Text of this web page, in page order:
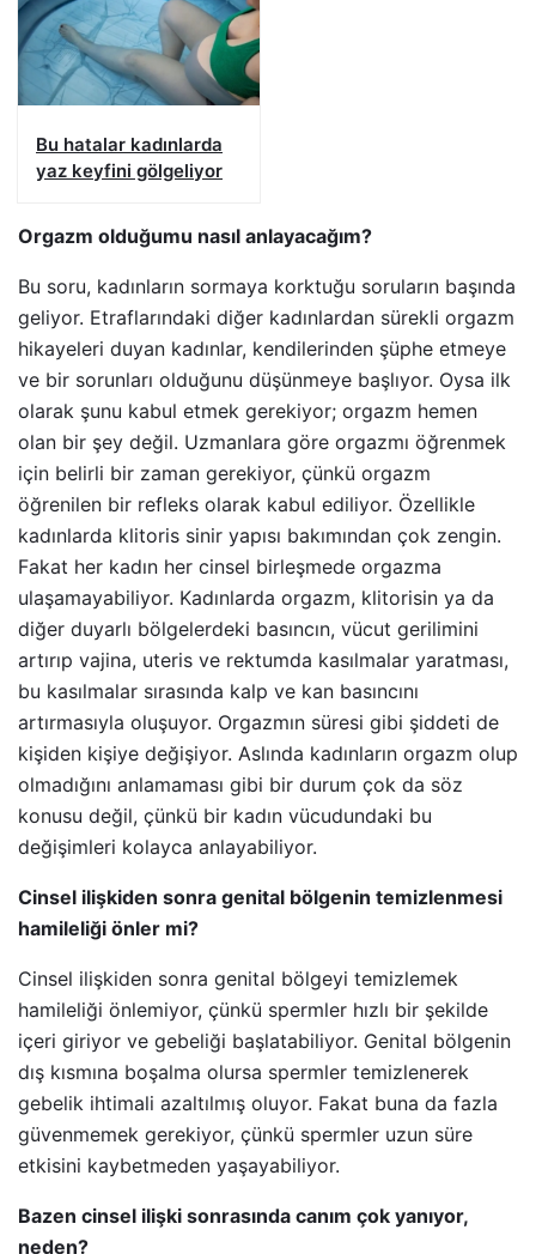
Bu hatalar kadınlarda
yaz keyfini gölgeliyor
Orgazm olduğumu nasıl anlayacağım?
Bu soru, kadınların sormaya korktuğu soruların başında
geliyor. Etraflarındaki diğer kadınlardan sürekli orgazm
hikayeleri duyan kadınlar, kendilerinden şüphe etmeye
ve bir sorunları olduğunu düşünmeye başlıyor. Oysa ilk
olarak şunu kabul etmek gerekiyor; orgazm hemen
olan bir şey değil. Uzmanlara göre orgazmı öğrenmek
için belirli bir zaman gerekiyor, çünkü orgazm
öğrenilen bir refleks olarak kabul ediliyor. Özellikle
kadınlarda klitoris sinir yapısı bakımından çok zengin.
Fakat her kadın her cinsel birleşmede orgazma
ulaşamayabiliyor. Kadınlarda orgazm, klitorisin ya da
diğer duyarlı bölgelerdeki basıncın, vücut gerilimini
artırıp vajina, uteris ve rektumda kasılmalar yaratması,
bu kasılmalar sırasında kalp ve kan basıncını
artırmasıyla oluşuyor. Orgazmın süresi gibi şiddeti de
kişiden kişiye değişiyor. Aslında kadınların orgazm olup
olmadığını anlamaması gibi bir durum çok da söz
konusu değil, çünkü bir kadın vücudundaki bu
değişimleri kolayca anlayabiliyor.
Cinsel ilişkiden sonra genital bölgenin temizlenmesi
hamileliği önler mi?
Cinsel ilişkiden sonra genital bölgeyi temizlemek
hamileliği önlemiyor, çünkü spermler hızlı bir şekilde
içeri giriyor ve gebeliği başlatabiliyor. Genital bölgenin
dış kısmına boşalma olursa spermler temizlenerek
gebelik ihtimali azaltılmış oluyor. Fakat buna da fazla
güvenmemek gerekiyor, çünkü spermler uzun süre
etkisini kaybetmeden yaşayabiliyor.
Bazen cinsel ilişki sonrasında canım çok yanıyor,
neden?